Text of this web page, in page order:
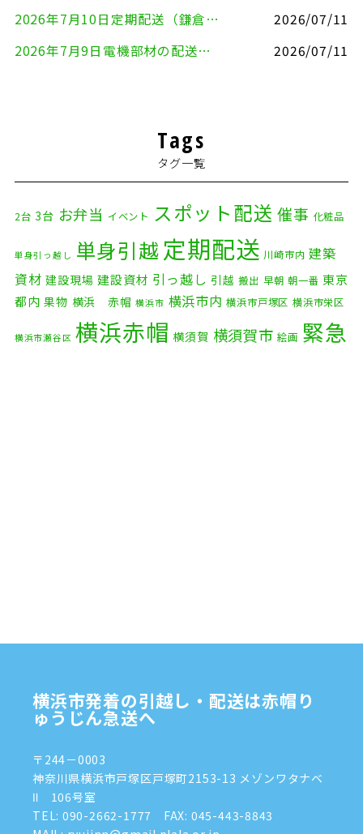
2026年7月10日定期配送（鎌倉市⇔大田区）
2026/07/11
2026年7月9日電機部材の配送（横浜市戸塚区⇒品川区）
2026/07/11
Tags
タグ一覧
2台 3台 お弁当 イベント スポット配送 催事 化粧品
単身引っ越し 単身引越 定期配送 川崎市内 建築
資材 建設現場 建設資材 引っ越し 引越 搬出 早朝 朝一番 東京
都内 果物 横浜 赤帽 横浜市 横浜市内 横浜市戸塚区 横浜市栄区
横浜市瀬谷区 横浜赤帽 横須賀 横須賀市 絵画 緊急
横浜市発着の引越し・配送は赤帽り
ゅうじん急送へ
〒244－0003
神奈川県横浜市戸塚区戸塚町2153-13 メゾンワタナベ
Ⅱ 106号室
TEL: 090-2662-1777
FAX: 045-443-8843